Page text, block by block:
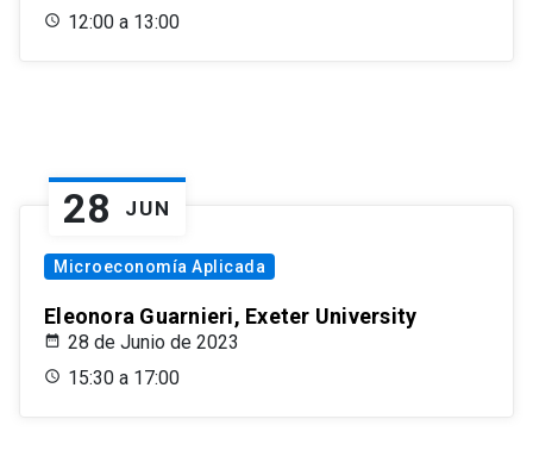
12:00 a 13:00
28 JUN
Microeconomía Aplicada
Eleonora Guarnieri, Exeter University
28 de Junio de 2023
15:30 a 17:00